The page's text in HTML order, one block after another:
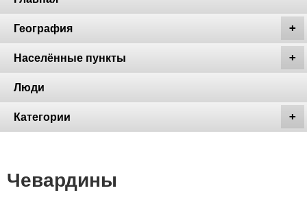
География
Населённые пункты
Люди
Категории
Чевардины